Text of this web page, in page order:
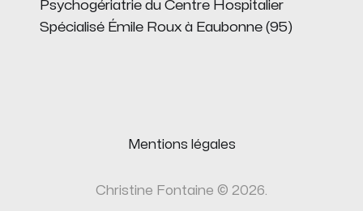
Psychogériatrie du Centre Hospitalier
Spécialisé Émile Roux à Eaubonne (95)
Mentions légales
Christine Fontaine © 2026.